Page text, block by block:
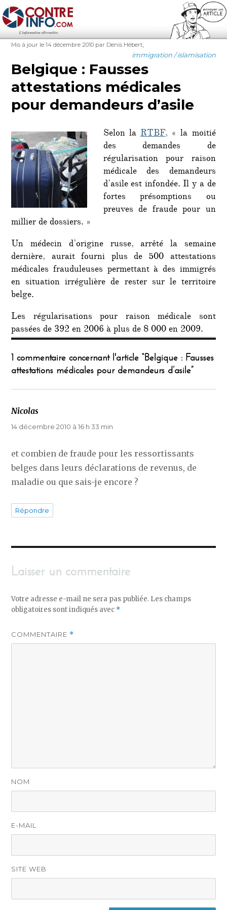
Contre-Info
Publié
Mis à jour le 14 décembre 2010 Auteur
par Denis Hébert
Catégories
immigration / islamisation
Étiquettes
Belgique : Fausses
attestations médicales
pour demandeurs d’asile
Selon laRTBF, « la moitié
des demandes de
régularisation pour raison
médicale des demandeurs
d’asile est infondée. Il y a de
fortes présomptions ou
preuves de fraude pour un
millier de dossiers. »
Un médecin d’origine russe, arrêté la semaine
dernière, aurait fourni plus de 500 attestations
médicales frauduleuses permettant à des immigrés
en situation irrégulière de rester sur le territoire
belge.
Les régularisations pour raison médicale sont
passées de 392 en 2006 à plus de 8 000 en 2009.
1 commentaire concernant l'article “Belgique : Fausses
attestations médicales pour demandeurs d’asile”
Nicolas
14 décembre 2010 à 16 h 33 min
et combien de fraude pour les ressortissants
belges dans leurs déclarations de revenus, de
maladie ou que sais-je encore ?
Répondre
Laisser un commentaire
Votre adresse e-mail ne sera pas publiée. Les champs
obligatoires sont indiqués avec *
COMMENTAIRE *
NOM
E-MAIL
SITE WEB